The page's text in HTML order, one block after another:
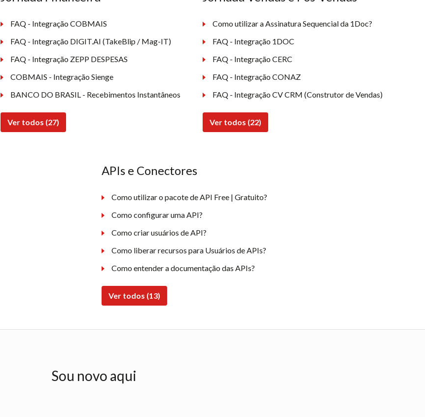
FAQ - Integração COBMAIS
FAQ - Integração DIGIT.AI (TakeBlip / Mag-IT)
FAQ - Integração ZEPP DESPESAS
COBMAIS - Integração Sienge
BANCO DO BRASIL - Recebimentos Instantâneos
Ver todos (27)
Como utilizar a Assinatura Sequencial da 1Doc?
FAQ - Integração 1DOC
FAQ - Integração CERC
FAQ - Integração CONAZ
FAQ - Integração CV CRM (Construtor de Vendas)
Ver todos (22)
APIs e Conectores
Como utilizar o pacote de API Free | Gratuito?
Como configurar uma API?
Como criar usuários de API?
Como liberar recursos para Usuários de APIs?
Como entender a documentação das APIs?
Ver todos (13)
Sou novo aqui